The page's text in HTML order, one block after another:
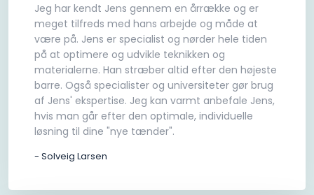
Jeg har kendt Jens gennem en årrække og er
meget tilfreds med hans arbejde og måde at
være på. Jens er specialist og nørder hele tiden
på at optimere og udvikle teknikken og
materialerne. Han stræber altid efter den højeste
barre. Også specialister og universiteter gør brug
af Jens' ekspertise. Jeg kan varmt anbefale Jens,
hvis man går efter den optimale, individuelle
løsning til dine "nye tænder".
- Solveig Larsen